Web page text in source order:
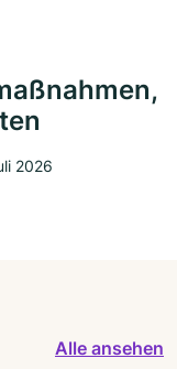
2026
Alle ansehen